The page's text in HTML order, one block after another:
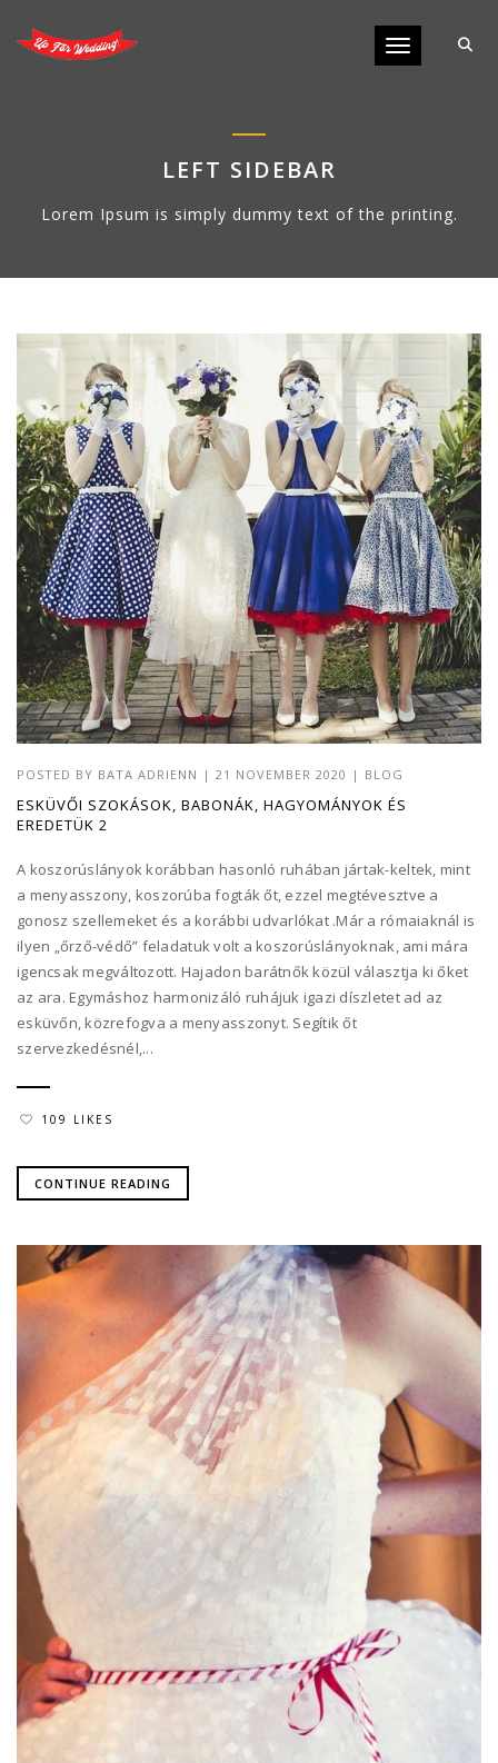
Toggle
LEFT SIDEBAR
Lorem Ipsum is simply dummy text of the printing.
POSTED BY BATA ADRIENN | 21 NOVEMBER 2020 | BLOG
ESKÜVŐI SZOKÁSOK, BABONÁK, HAGYOMÁNYOK ÉS
EREDETÜK 2
A koszorúslányok korábban hasonló ruhában jártak-keltek, mint
a menyasszony, koszorúba fogták őt, ezzel megtévesztve a
gonosz szellemeket és a korábbi udvarlókat .Már a rómaiaknál is
ilyen „őrző-védő” feladatuk volt a koszorúslányoknak, ami mára
igencsak megváltozott. Hajadon barátnők közül választja ki őket
az ara. Egymáshoz harmonizáló ruhájuk igazi díszletet ad az
esküvőn, közrefogva a menyasszonyt. Segítik őt
szervezkedésnél,...
109 LIKES
CONTINUE READING